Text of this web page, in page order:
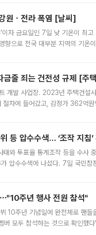
원ㆍ전라 폭염 [날씨]
이자 금요일인 7일 낮 기온이 최
향으로 전국 대부분 지역의 기
금줄 죄는 건전성 규제 [주
개발 사업장. 2023년 주택건설
절차에 들어갔고, 감정가 362억
등 압수수색… ‘조작 지침’
와 투표율 통계조작 등을 수사
압수수색에 나섰다. 7일 국민참
주년 행사 전원 참석"
10주년 기념일에 완전체로 팬
모두 참석하는 것으로 확인했